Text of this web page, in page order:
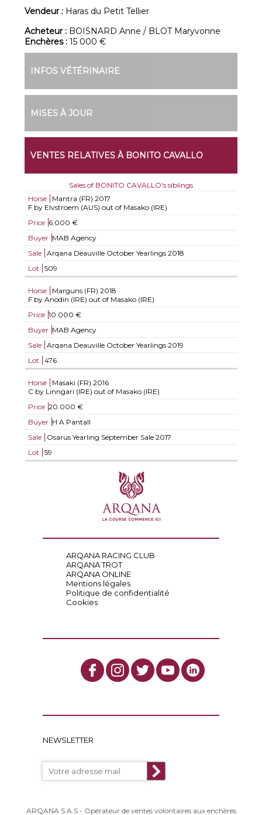
Vendeur : Haras du Petit Tellier
Acheteur : BOISNARD Anne / BLOT Maryvonne
Enchères :15 000 €
INFOS VÉTÉRINAIRE
MISES À JOUR
VENTES RELATIVES À BONITO CAVALLO
Sales of BONITO CAVALLO's siblings
Horse
Mantra (FR) 2017
F by Elvstroem (AUS) out of Masako (IRE)
Price 6.000 €
Buyer MAB Agency
Sale
Arqana Deauville October Yearlings 2018
Lot
509
Horse Marguns (FR) 2018
F by Anodin (IRE) out of Masako (IRE)
Price 10.000 €
Buyer MAB Agency
Sale
Arqana Deauville October Yearlings 2019
Lot
476
Horse Masaki (FR) 2016
C by Linngari (IRE) out of Masako (IRE)
Price 20.000 €
Buyer H A Pantall
Sale
Osarus Yearling September Sale 2017
Lot
59
ARQANA RACING CLUB
ARQANA TROT
ARQANA ONLINE
Mentions légales
Politique de confidentialité
Cookies
NEWSLETTER
ARQANA S.A.S - Opérateur de ventes volontaires aux enchères